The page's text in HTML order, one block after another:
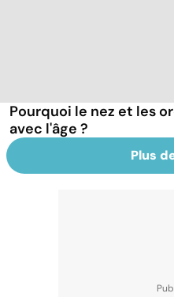
Pourquoi le nez et les
avec l'âge ?
Plus